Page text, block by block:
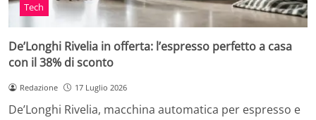
Tech
De’Longhi Rivelia in offerta: l’espresso perfetto a casa
con il 38% di sconto
Redazione 17 Luglio 2026
De’Longhi Rivelia, macchina automatica per espresso e